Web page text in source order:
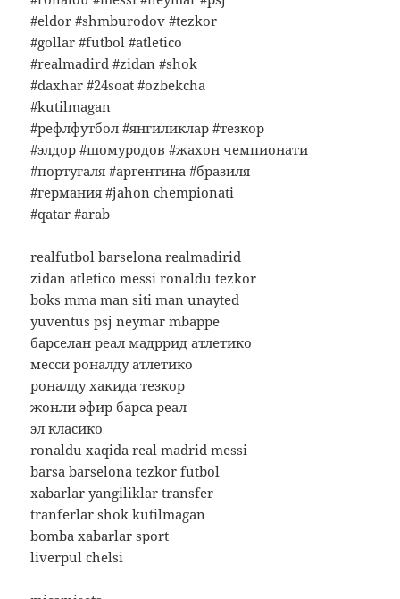
#eldor #shmburodov #tezkor
#gollar #futbol #atletico
#realmadird #zidan #shok
#daxhar #24soat #ozbekcha
#kutilmagan
#рефлфутбол #янгиликлар #тезкор
#элдор #шомуродов #жахон чемпионати
#португаля #аргентина #бразиля
#германия #jahon chempionati
#qatar #arab
realfutbol barselona realmadirid
zidan atletico messi ronaldu tezkor
boks mma man siti man unayted
yuventus psj neymar mbappe
барселан реал мадррид атлетико
месси роналду атлетико
роналду хакида тезкор
жонли эфир барса реал
эл класико
ronaldu xaqida real madrid messi
barsa barselona tezkor futbol
xabarlar yangiliklar transfer
tranferlar shok kutilmagan
bomba xabarlar sport
liverpul chelsi